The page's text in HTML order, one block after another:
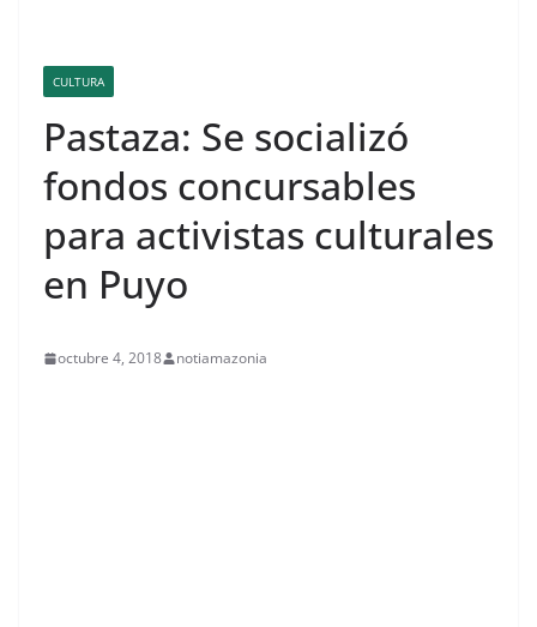
CULTURA
Pastaza: Se socializó
fondos concursables
para activistas culturales
en Puyo
octubre 4, 2018 notiamazonia